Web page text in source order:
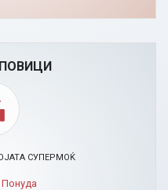
СУПЕРМОЌ
Понуда